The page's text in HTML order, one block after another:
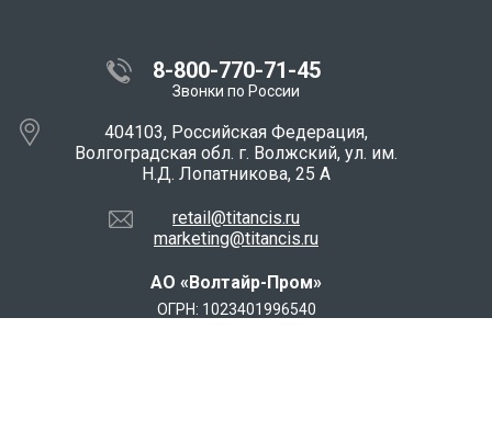
8-800-770-71-45
Звонки по России
404103, Российская Федерация,
Волгоградская обл. г. Волжский, ул. им.
Н.Д. Лопатникова, 25 А
retail@titancis.ru
marketing@titancis.ru
АО «Волтайр-Пром»
ОГРН: 1023401996540